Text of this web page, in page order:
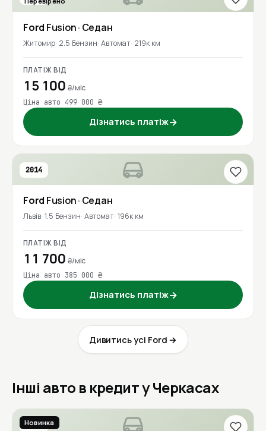
Ford Fusion· Седан
Житомир 2.5 Бензин Автомат 219к км
ПЛАТІЖ ВІД
15 100 ₴/міс
Ціна авто 499 000 ₴
Дізнатись платіж→
2014
Ford Fusion· Седан
Львів 1.5 Бензин Автомат 196к км
ПЛАТІЖ ВІД
11 700 ₴/міс
Ціна авто 385 000 ₴
Дізнатись платіж→
Дивитись усі Ford →
Інші авто в кредит у Черкасах
2016
Новинка